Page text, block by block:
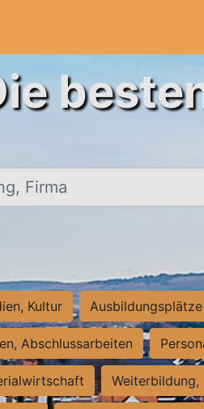
Kultur Ausbildungsplätze
Abschlussarbeiten
Weiterbildung,